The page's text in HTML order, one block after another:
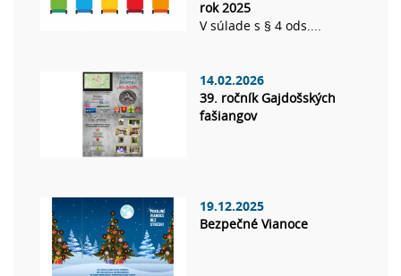
rok 2025
V súlade s § 4 ods....
14.02.2026
39. ročník Gajdošských
fašiangov
19.12.2025
Bezpečné Vianoce